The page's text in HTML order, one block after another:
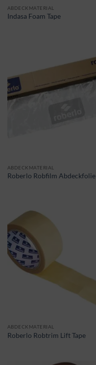
ABDECKMATERIAL
Indasa Foam Tape
ABDECKMATERIAL
Roberlo Robfilm Abdeckfolie
ABDECKMATERIAL
Roberlo Robtrim Lift Tape